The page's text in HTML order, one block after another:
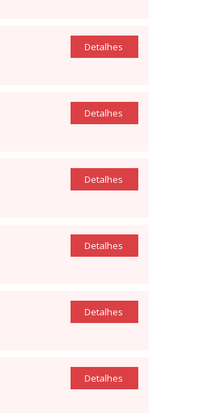
Detalhes
Detalhes
Detalhes
Detalhes
Detalhes
Detalhes